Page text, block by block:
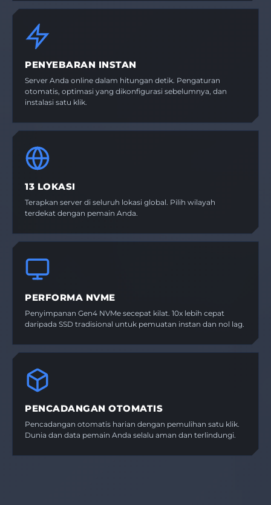
PENYEBARAN INSTAN
Server Anda online dalam hitungan detik. Pengaturan
otomatis, optimasi yang dikonfigurasi sebelumnya, dan
instalasi satu klik.
13 LOKASI
Terapkan server di seluruh lokasi global. Pilih wilayah
terdekat dengan pemain Anda.
PERFORMA NVME
Penyimpanan Gen4 NVMe secepat kilat. 10x lebih cepat
daripada SSD tradisional untuk pemuatan instan dan nol lag.
PENCADANGAN OTOMATIS
Pencadangan otomatis harian dengan pemulihan satu klik.
Dunia dan data pemain Anda selalu aman dan terlindungi.